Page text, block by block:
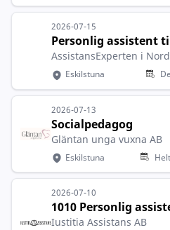
2026-07-15
Personlig assistent
AssistansExperten i
Eskilstuna
2026-07-13
Socialpedagog
Gläntan unga vuxna AB
Eskilstuna
2026-07-10
1010 Personlig
Iustitia Assistans AB